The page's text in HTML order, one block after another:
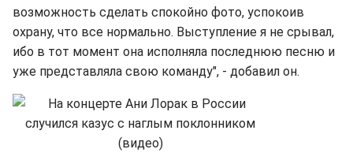
возможность сделать спокойно фото, успокоив
охрану, что все нормально. Выступление я не срывал,
ибо в тот момент она исполняла последнюю песню и
уже представляла свою команду", - добавил он.